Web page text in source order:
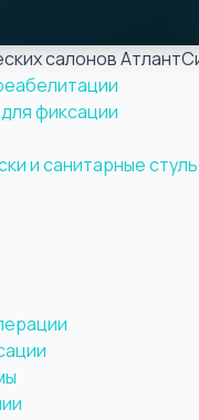
салонов
фиксации
и санитарные